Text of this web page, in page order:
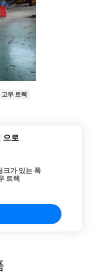
무 트랙
으로
크가 있는 폭
트랙